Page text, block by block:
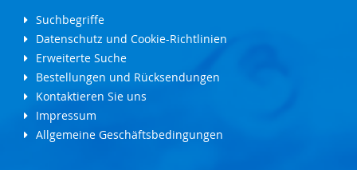
Suchbegriffe
Datenschutz und Cookie-Richtlinien
Erweiterte Suche
Bestellungen und Rücksendungen
Kontaktieren Sie uns
Impressum
Allgemeine Geschäftsbedingungen